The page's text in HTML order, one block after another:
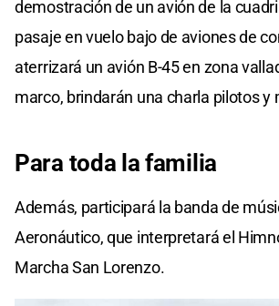
demostración de un avión de la
pasaje en vuelo bajo de aviones de
aterrizará un avión B-45 en zona
marco, brindarán una charla pilotos y
Para toda la familia
Además, participará la banda de
Aeronáutico, que interpretará el
Marcha San Lorenzo.